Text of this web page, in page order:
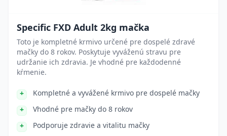
Specific FXD Adult 2kg mačka
Toto je kompletné krmivo určené pre dospelé zdravé
mačky do 8 rokov. Poskytuje vyváženú stravu pre
udržanie ich zdravia. Je vhodné pre každodenné
kŕmenie.
Kompletné a vyvážené krmivo pre dospelé mačky
Vhodné pre mačky do 8 rokov
Podporuje zdravie a vitalitu mačky